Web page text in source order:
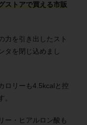
ストアで買える市販
力を引き出したスト
タを閉じ込めまし
ロリーも4.5kcalと控
。
ー・ヒアルロン酸も